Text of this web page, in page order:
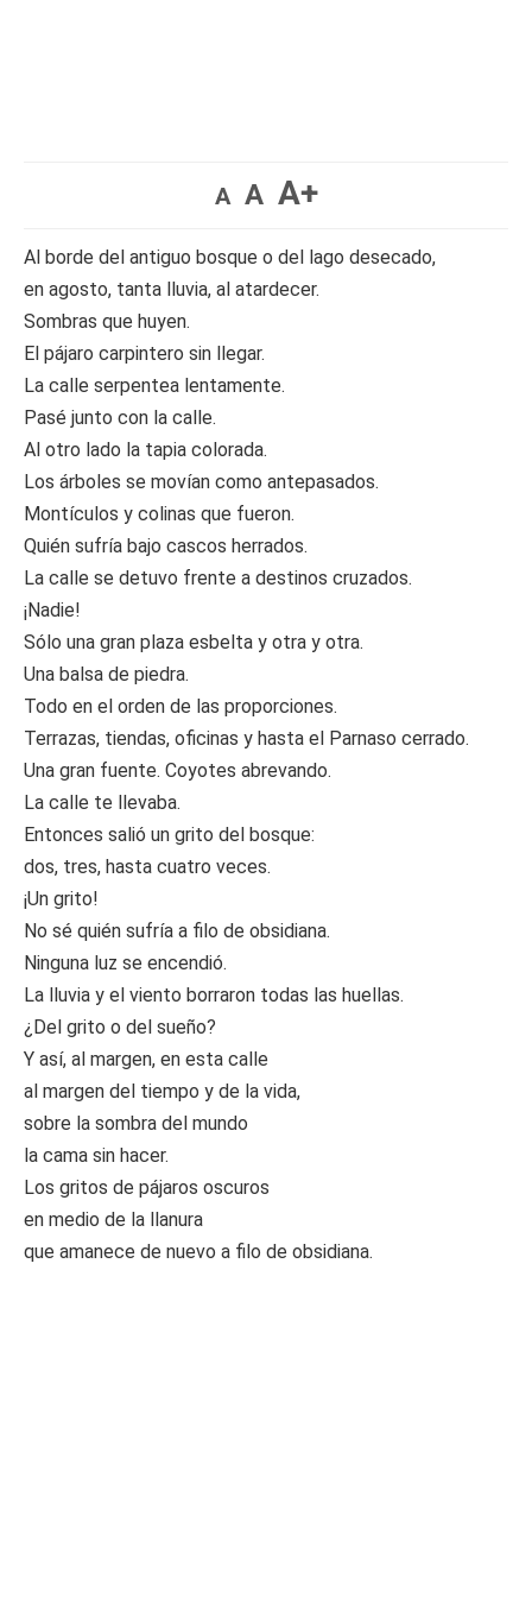
A A A+
Al borde del antiguo bosque o del lago desecado,
en agosto, tanta lluvia, al atardecer.
Sombras que huyen.
El pájaro carpintero sin llegar.
La calle serpentea lentamente.
Pasé junto con la calle.
Al otro lado la tapia colorada.
Los árboles se movían como antepasados.
Montículos y colinas que fueron.
Quién sufría bajo cascos herrados.
La calle se detuvo frente a destinos cruzados.
¡Nadie!
Sólo una gran plaza esbelta y otra y otra.
Una balsa de piedra.
Todo en el orden de las proporciones.
Terrazas, tiendas, oficinas y hasta el Parnaso cerrado.
Una gran fuente. Coyotes abrevando.
La calle te llevaba.
Entonces salió un grito del bosque:
dos, tres, hasta cuatro veces.
¡Un grito!
No sé quién sufría a filo de obsidiana.
Ninguna luz se encendió.
La lluvia y el viento borraron todas las huellas.
¿Del grito o del sueño?
Y así, al margen, en esta calle
al margen del tiempo y de la vida,
sobre la sombra del mundo
la cama sin hacer.
Los gritos de pájaros oscuros
en medio de la llanura
que amanece de nuevo a filo de obsidiana.